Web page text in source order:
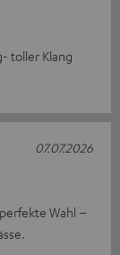
toller Klang
Wahl –
07.07.2026